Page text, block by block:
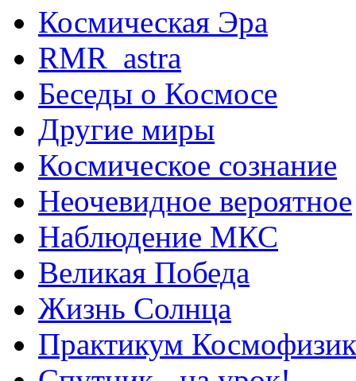
Космическая Эра
RMR_astra
Беседы о Космосе
Другие миры
Космическое сознание
Неочевидное вероятное
Наблюдение МКС
Великая Победа
Жизнь Солнца
Практикум